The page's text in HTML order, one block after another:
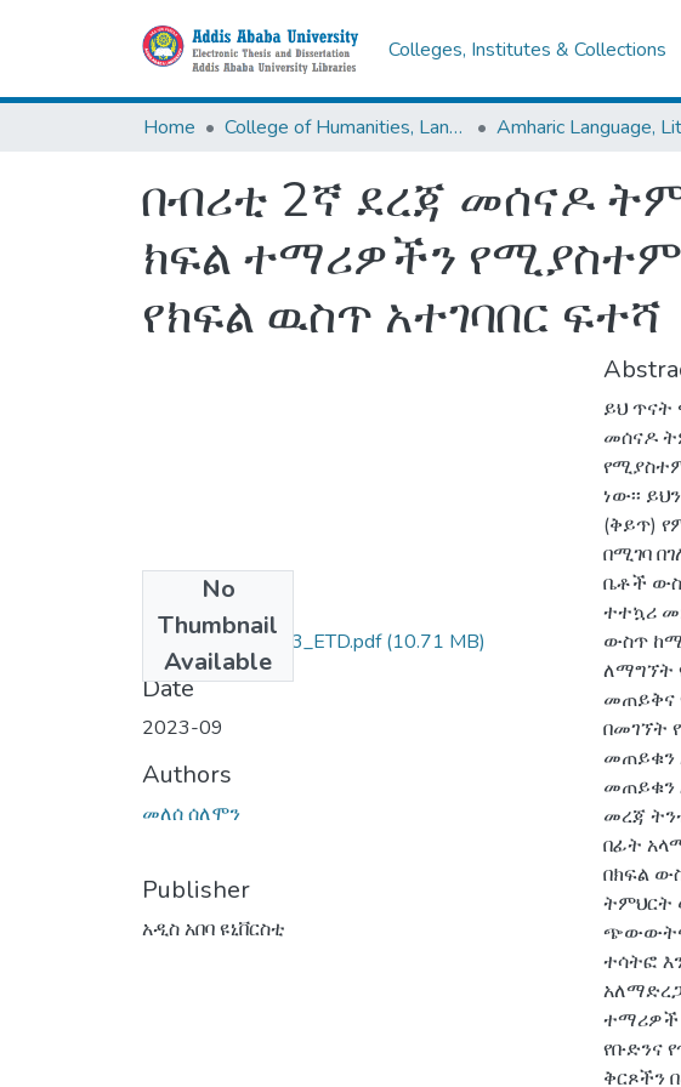
Colleges, Institutes & Collections
Home College of Humanities, Language Studies, Journalism & Communication
በብሪቲ 2ኛ ደረጃ መሰናዶ
ክፍል ተማሪዎችን
የክፍል ዉስጥ አተገባበር ፍተሻ
No
Thumbnail
Available
መለሰ_ሰለሞን_2023_ETD.pdf(10.71 MB)
Date
2023-09
Authors
መለሰ ሰለሞን
Publisher
አዲስ አበባ ዩኒቨርስቲ
ይህ ጥናት
መሰናዶ
ነው፡፡
(ቅይጥ)
በሚገባ
ቤቶች
ተተኳሪ
ውስጥ
ለማግኘት
መጠይቅና
በመገኘት
መጠይቁን
መጠይቁን
መረጃ
በፊት
በክፍል
ትምህርት
ጭውውትና
ተሳትፎ
ተማሪዎች
የቡድንና
ቅርጾችን